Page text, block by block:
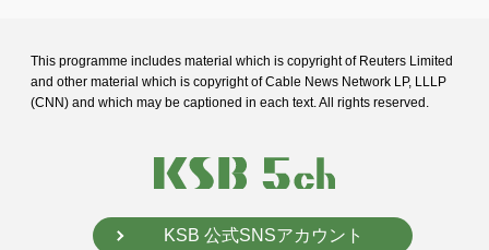
This programme includes material which is copyright of Reuters Limited
and other material which is copyright of Cable News Network LP, LLLP
(CNN) and which may be captioned in each text. All rights reserved.
KSB 公式SNSアカウント